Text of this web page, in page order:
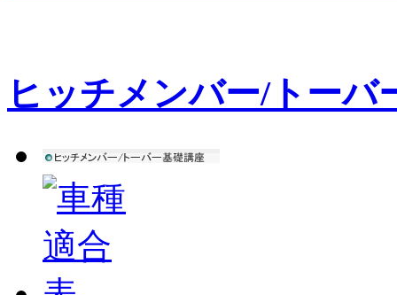
ヒッチメンバー/トーバ